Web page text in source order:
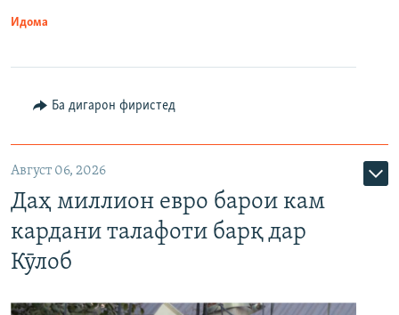
Идома
Ба дигарон фиристед
Август 06, 2026
Даҳ миллион евро барои кам
кардани талафоти барқ дар
Кӯлоб